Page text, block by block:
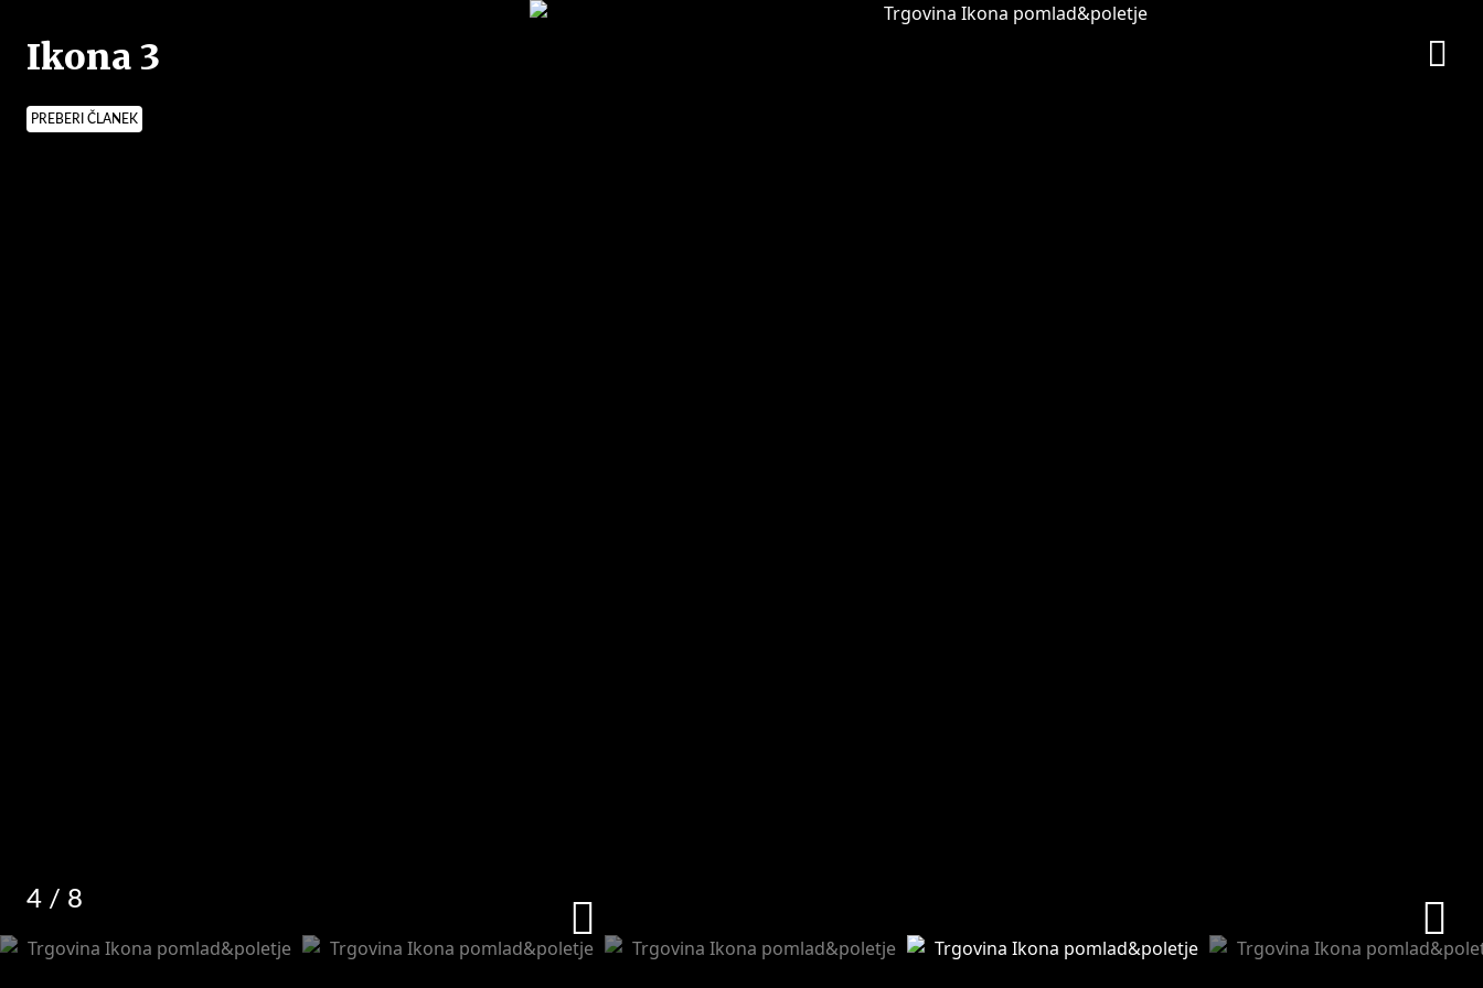
Ikona 3
PREBERI ČLANEK
4 / 8